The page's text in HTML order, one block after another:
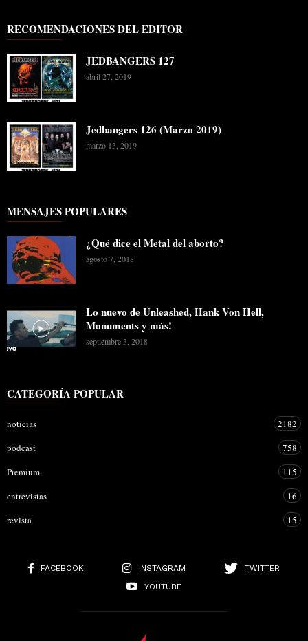
RECOMENDACIONES DEL EDITOR
JEDBANGERS 127
abril 27, 2019
Jedbangers 126 (Marzo 2019)
marzo 13, 2019
MENSAJES POPULARES
¿Qué dice el Metal del aborto?
agosto 7, 2018
Lo nuevo de Unleashed, Hank Von Hell,
Monuments y más!
septiembre 3, 2018
CATEGORÍA POPULAR
noticias
2182
podcast
758
Premium
115
entrevistas
16
revista
15
FACEBOOK INSTAGRAM
TWITTER
YOUTUBE